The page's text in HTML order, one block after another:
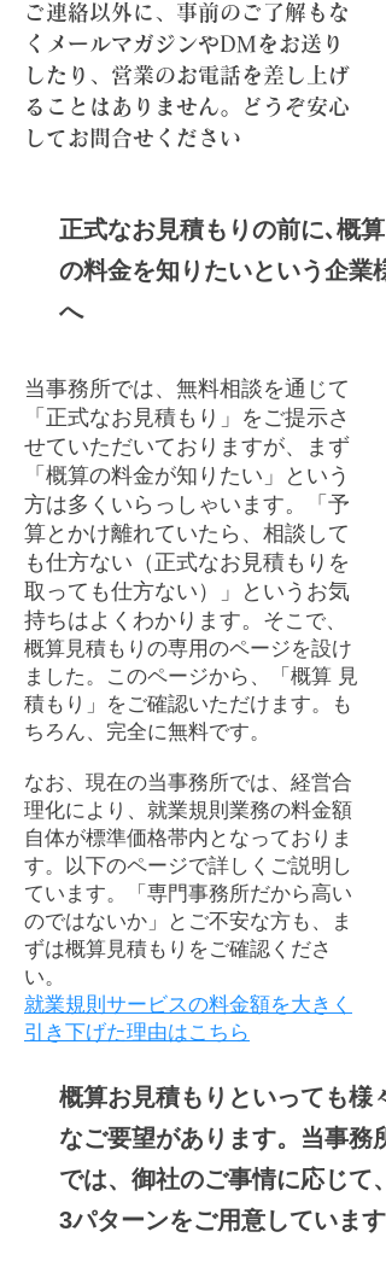
ご連絡以外に、事前のご了解もな
くメールマガジンやDMをお送り
したり、営業のお電話を差し上げ
ることはありません。どうぞ安心
してお問合せください
​正式なお見積もりの前に､概算
の料金を知りたいという企業様
へ
当事務所では、無料相談を通じて
「正式なお見積もり」をご提示さ
せていただいておりますが、まず
「概算の料金が知りたい」という
方は多くいらっしゃいます。「予
算とかけ離れていたら、相談して
も仕方ない（正式なお見積もりを
取っても仕方ない）」というお気
持ちはよくわかります。そこで、
概算見積もりの専用のページを設け
ました。
このページから、「概算 見
積もり」をご確認いただけます。
​​も
ちろん、完全に無料です。
なお、現在の当事務所では、経営合
理化により、就業規則業務の料金額
自体が標準価格帯内となっておりま
す。以下のページで詳しくご説明し
ています。「専門事務所だから高い
のではないか」とご不安な方も、ま
ずは概算見積もりをご確認くださ
い。
就業規則サービスの料金額を大きく
引き下げた理由はこちら
​概算お見積もりといっても様々
なご要望があります。当事務所
では、御社のご事情に応じて、
3パターンをご用意しています